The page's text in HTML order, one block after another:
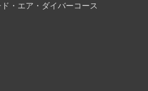
・エア・ダイバーコース